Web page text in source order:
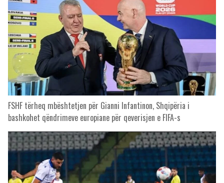
FSHF tërheq mbështetjen për Gianni Infantinon, Shqipëria i
bashkohet qëndrimeve europiane për qeverisjen e FIFA-s